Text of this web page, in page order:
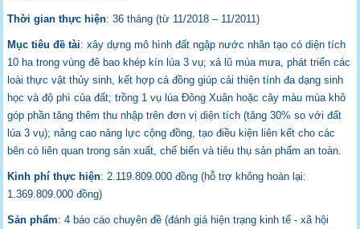
Thời gian thực hiện: 36 tháng (từ 11/2018 – 11/2011)
Mục tiêu đề tài: xây dựng mô hình đất ngập nước nhân tạo có diện tích
10 ha trong vùng đê bao khép kín lúa 3 vụ; xả lũ mùa mưa, phát triển các
loài thực vật thủy sinh, kết hợp cá đồng giúp cải thiện tính đa dạng sinh
học và độ phì của đất; trồng 1 vụ lúa Đông Xuân hoặc cây màu mùa khô
góp phần tăng thêm thu nhập trên đơn vị diện tích (tăng 30% so với đất
lúa 3 vụ); nâng cao năng lực cộng đồng, tạo điều kiện liên kết cho các
bên có liên quan trong sản xuất, chế biến và tiêu thụ sản phẩm an toàn.
Kinh phí thực hiện: 2.119.809.000 đồng (hỗ trợ không hoàn lại:
1.369.809.000 đồng)
Sản phẩm: 4 báo cáo chuyên đề (đánh giá hiện trạng kinh tế - xã hội